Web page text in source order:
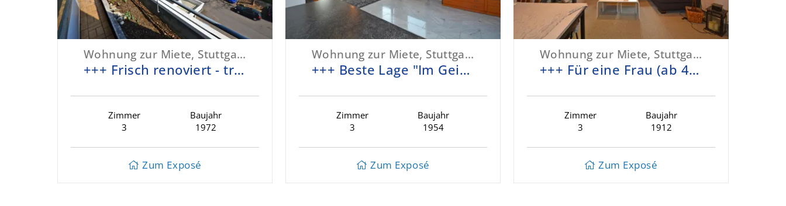
Wohnung zur Miete, Stuttgart-Mühlhausen
+++ Frisch renoviert - traumhafte Fernsicht - extravagantes Hochhaus mit Schwimmbad/Sauna - am Einkaufszentrum - inklusive TG-Box +++
Zimmer
3
Baujahr
1972
Zum Exposé
Wohnung zur Miete, Stuttgart-Bad Cannstatt
+++ Beste Lage "Im Geiger" - DG-Etage ohne Balkon - 2 Tageslicht-Bäder, Marmor, offene Küche – inklusive EBK & Garage +++
Zimmer
3
Baujahr
1954
Zum Exposé
Wohnung zur Miete, Stuttgart-West
+++ Für eine Frau (ab 40 Jahre) - gehoben, ruhig, bequem & zentrumsnah - inklusive EBK - TG möglich +++
Zimmer
3
Baujahr
1912
Zum Exposé